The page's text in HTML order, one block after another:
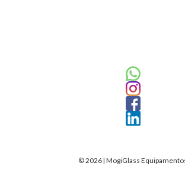
© 2026 | MogiGlass